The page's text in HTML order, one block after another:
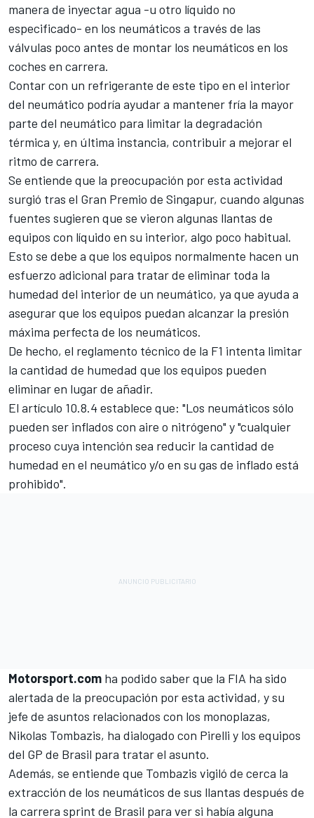
manera de inyectar agua -u otro líquido no
especificado- en los neumáticos a través de las
válvulas poco antes de montar los neumáticos en los
coches en carrera.
Contar con un refrigerante de este tipo en el interior
del neumático podría ayudar a mantener fría la mayor
parte del neumático para limitar la degradación
térmica y, en última instancia, contribuir a mejorar el
ritmo de carrera.
Se entiende que la preocupación por esta actividad
surgió tras el Gran Premio de Singapur, cuando algunas
fuentes sugieren que se vieron algunas llantas de
equipos con líquido en su interior, algo poco habitual.
Esto se debe a que los equipos normalmente hacen un
esfuerzo adicional para tratar de eliminar toda la
humedad del interior de un neumático, ya que ayuda a
asegurar que los equipos puedan alcanzar la presión
máxima perfecta de los neumáticos.
De hecho, el reglamento técnico de la F1 intenta limitar
la cantidad de humedad que los equipos pueden
eliminar en lugar de añadir.
El artículo 10.8.4 establece que: "Los neumáticos sólo
pueden ser inflados con aire o nitrógeno" y "cualquier
proceso cuya intención sea reducir la cantidad de
humedad en el neumático y/o en su gas de inflado está
prohibido".
Motorsport.com ha podido saber que la FIA ha sido
alertada de la preocupación por esta actividad, y su
jefe de asuntos relacionados con los monoplazas,
Nikolas Tombazis, ha dialogado con Pirelli y los equipos
del GP de Brasil para tratar el asunto.
Además, se entiende que Tombazis vigiló de cerca la
extracción de los neumáticos de sus llantas después de
la carrera sprint de Brasil para ver si había alguna